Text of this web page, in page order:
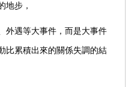
地步，
外遇等大事件，而是大事件
比累積出來的關係失調的結